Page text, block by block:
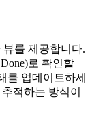
뷰를 제공합니다.
로 확인할
를 업데이트하세
적하는 방식이